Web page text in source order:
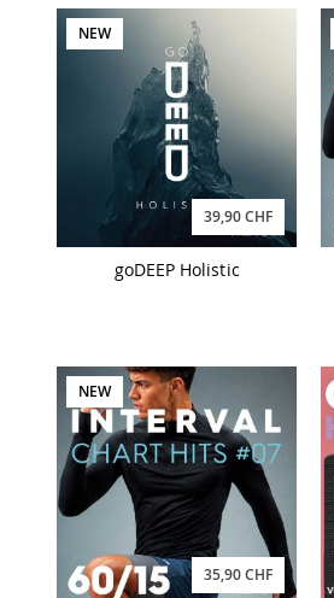
NEW
39,90 CHF
goDEEP Holistic
NEW
35,90 CHF